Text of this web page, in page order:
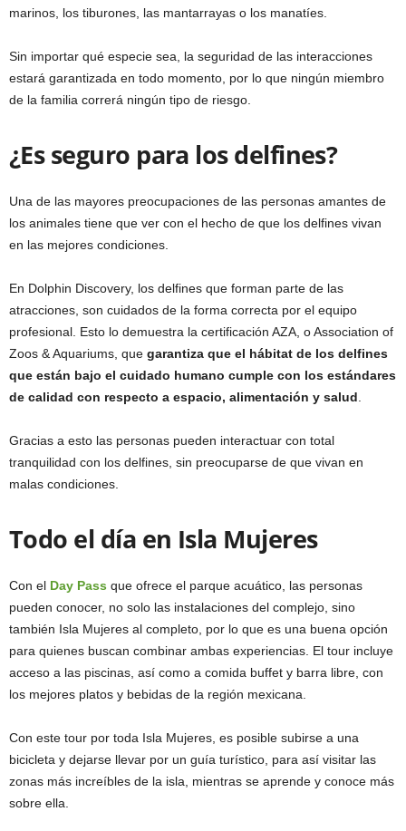
marinos, los tiburones, las mantarrayas o los manatíes.
Sin importar qué especie sea, la seguridad de las interacciones
estará garantizada en todo momento, por lo que ningún miembro
de la familia correrá ningún tipo de riesgo.
¿Es seguro para los delfines?
Una de las mayores preocupaciones de las personas amantes de
los animales tiene que ver con el hecho de que los delfines vivan
en las mejores condiciones.
En Dolphin Discovery, los delfines que forman parte de las
atracciones, son cuidados de la forma correcta por el equipo
profesional. Esto lo demuestra la certificación AZA, o Association of
Zoos & Aquariums, que garantiza que el hábitat de los delfines
que están bajo el cuidado humano cumple con los estándares
de calidad con respecto a espacio, alimentación y salud
Gracias a esto las personas pueden interactuar con total
tranquilidad con los delfines, sin preocuparse de que vivan en
malas condiciones.
Todo el día en Isla Mujeres
Con el Day Pass que ofrece el parque acuático, las personas
pueden conocer, no solo las instalaciones del complejo, sino
también Isla Mujeres al completo, por lo que es una buena opción
para quienes buscan combinar ambas experiencias. El tour incluye
acceso a las piscinas, así como a comida buffet y barra libre, con
los mejores platos y bebidas de la región mexicana.
Con este tour por toda Isla Mujeres, es posible subirse a una
bicicleta y dejarse llevar por un guía turístico, para así visitar las
zonas más increíbles de la isla, mientras se aprende y conoce más
sobre ella.